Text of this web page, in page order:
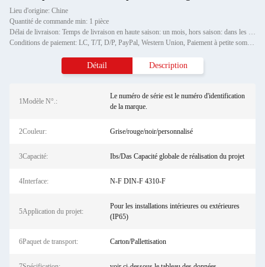
Lieu d'origine: Chine
Quantité de commande min: 1 pièce
Délai de livraison: Temps de livraison en haute saison: un mois, hors saison: dans les 15 jours ouvrables
Conditions de paiement: LC, T/T, D/P, PayPal, Western Union, Paiement à petite somme, Grammes d'argent
Détail Description
1Modèle N°.:
Le numéro de série est le numéro d'identification
de la marque.
2Couleur: Grise/rouge/noir/personnalisé
3Capacité: Ibs/Das Capacité globale de réalisation du projet
4Interface: N-F DIN-F 4310-F
5Application du projet:
Pour les installations intérieures ou extérieures
(IP65)
6Paquet de transport: Carton/Pallettisation